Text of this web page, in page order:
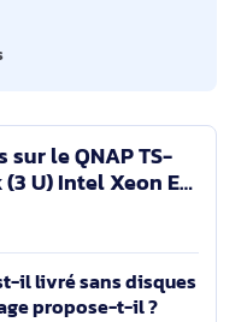
le QNAP TS-
(3 U) Intel Xeon E
QuTS hero Noir,
il livré sans disques
propose-t-il ?